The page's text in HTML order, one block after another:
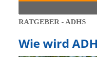
RATGEBER - ADHS
Wie wird